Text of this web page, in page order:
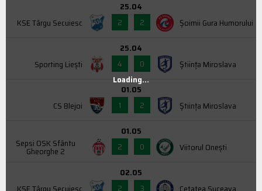
KSE Târgu Secuiesc
25.04
2
2 Şoimii Gura Humorului
Sporting Liești
25.04
4
0 Știința Miroslava
CS Blejoi
01.05
1
2 Știința Miroslava
Sepsi OSK Sfântu
Gheorghe 2
01.05
2
0 Viitorul Onești
02.05
2
3
Loading...